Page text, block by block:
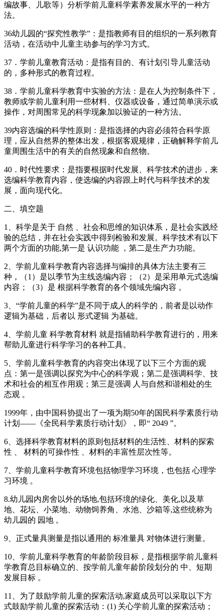
编故事、儿歌等）分析学前儿童科学素养发展水平的一种方
法。
36幼儿园的“探究性教学”：是指教师有目的组织的一系列教育
活动，在活动中儿童主动参与的学习方式。
37．学前儿童教育活动：是指有目的、有计划引导儿童活动
的，多种形式的教育过程。
38．学前儿童科学教育中实验的方法：是在人为控制条件下，
教师或学前儿童利用一些材料、仪器或设备，通过简单演示或
操作，对周围常见的科学现象加以验证的一种方法。
39内容选编的科学性原则：是指选择的内容必须符合科学原
理，应从自然界的整体出发，根据客观规律，正确解释学前儿
童周围生活中的有关的自然现象和自然物。
40．时代性要求：是指要根据时代发展、科学技术的进步，来
选编科学教育内容，使选编的内容跟上时代与科学技术的发
展，面向现代化。
二、填空题
1、科学是关于 自然 、社会和思维的知识体系，是社会实践经
验的总结，并在社会实践中得到检验和发展。科学技术有以下
两个方面的功能,第一是 认识功能 ，第二是生产力功能。
2、学前儿童科学教育内容选择与编排的具体方法主要有三
种，（1）是以季节为主线选编内容；（2）是采用单元式选编
内容；（3）是 根据科学教育的各个领域先编内容 。
3、“学前儿童的科学”是不同于成人的科学的，前者是以动作
逻辑为基础，后者以 形式逻辑 为基础。
4、学前儿童 科学教育材料 就是指辅助科学教育进行的，用来
帮助儿童进行科学学习的各种工具。
5、学前儿童科学教育的内容突出体现了以下三个方面的观
点：第一是强调以探究为中心的科学观；第二是强调科学、技
术和社会的相互作用观；第三是强调 人与自然和谐相处的生
态观 。
1999年，由中国科协提出了一项为期50年的国民科学素质行动
计划——《全民科学素质行动计划》，即“ 2049 ”。
6、选择科学教育材料的原则包括材料的生活性、材料的探索
性 、 材料的可操作性 、材料的丰富性层次性等。
7、学前儿童科学教育环境包括物理学习环境，也包括 心理学
习环境 。
8.幼儿园内房舍以外的场地,包括环境的绿化、美化,以及草
地、花坛、小菜地、动物饲养角、水池、沙箱等,这些统称为
幼儿园的 园地 。
9、正式量具测量是指以通用的 标准量具 对物体进行测量。
10、学前儿童科学教育的年龄阶段目标，是指根据学前儿童科
学教育总目标确立的、按学前儿童年龄阶段划分的 中、短期
发展目标 。
11、为了鼓励学前儿童的探索活动,家庭成员可以采取以下方
式鼓励学前儿童的探索活动：(1) 关心学前儿童的探索活动；